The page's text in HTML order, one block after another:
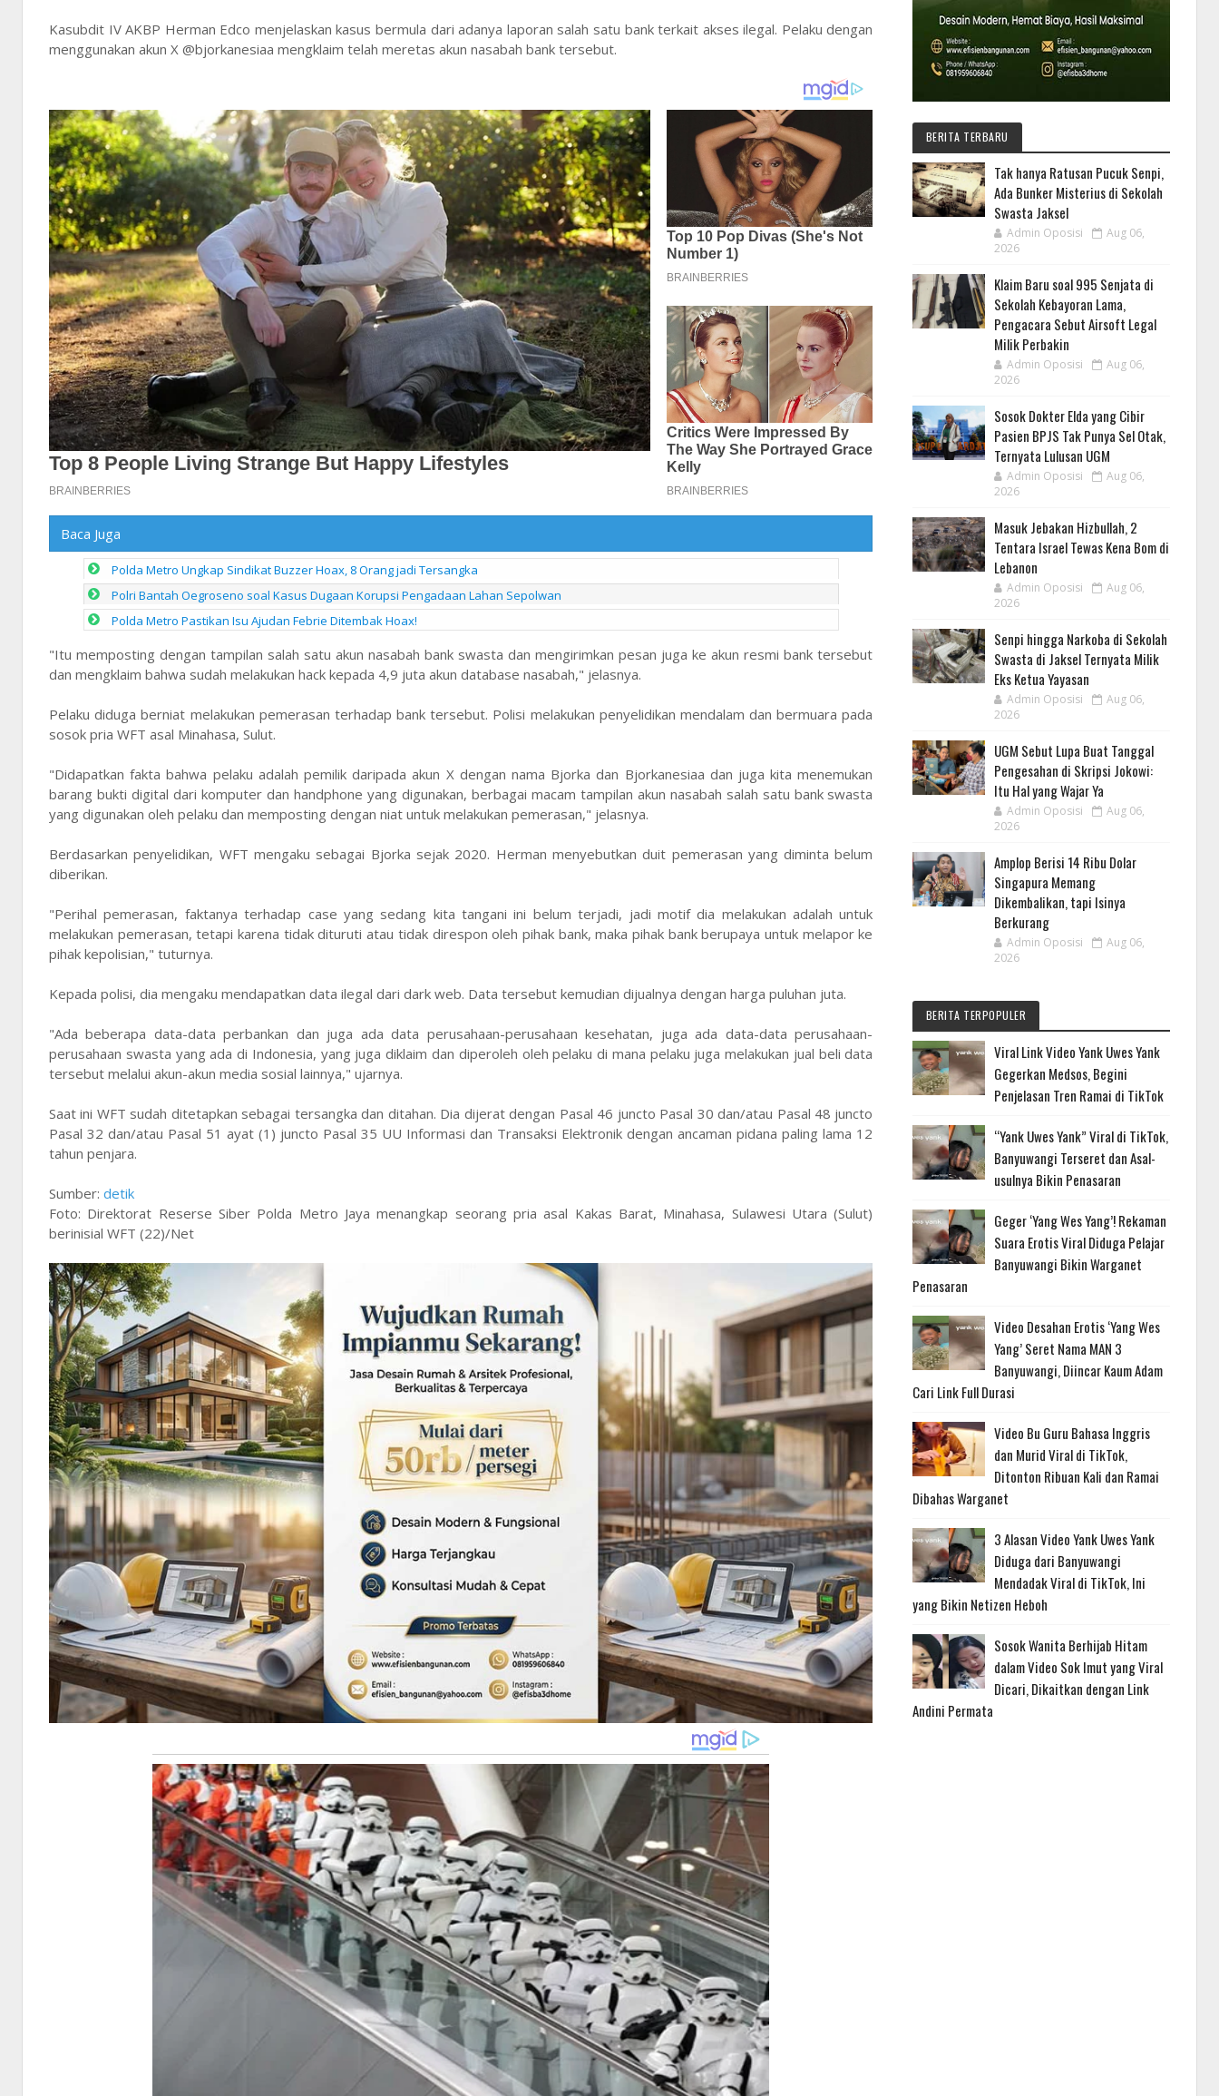
Kasubdit IV AKBP Herman Edco menjelaskan kasus bermula dari adanya laporan salah satu bank terkait akses ilegal. Pelaku dengan
menggunakan akun X @bjorkanesiaa mengklaim telah meretas akun nasabah bank tersebut.
Baca Juga
Polda Metro Ungkap Sindikat Buzzer Hoax, 8 Orang jadi Tersangka
Polri Bantah Oegroseno soal Kasus Dugaan Korupsi Pengadaan Lahan Sepolwan
Polda Metro Pastikan Isu Ajudan Febrie Ditembak Hoax!
"Itu memposting dengan tampilan salah satu akun nasabah bank swasta dan mengirimkan pesan juga ke akun resmi bank tersebut
dan mengklaim bahwa sudah melakukan hack kepada 4,9 juta akun database nasabah," jelasnya.
Pelaku diduga berniat melakukan pemerasan terhadap bank tersebut. Polisi melakukan penyelidikan mendalam dan bermuara pada
sosok pria WFT asal Minahasa, Sulut.
"Didapatkan fakta bahwa pelaku adalah pemilik daripada akun X dengan nama Bjorka dan Bjorkanesiaa dan juga kita menemukan
barang bukti digital dari komputer dan handphone yang digunakan, berbagai macam tampilan akun nasabah salah satu bank swasta
yang digunakan oleh pelaku dan memposting dengan niat untuk melakukan pemerasan," jelasnya.
Berdasarkan penyelidikan, WFT mengaku sebagai Bjorka sejak 2020. Herman menyebutkan duit pemerasan yang diminta belum
diberikan.
"Perihal pemerasan, faktanya terhadap case yang sedang kita tangani ini belum terjadi, jadi motif dia melakukan adalah untuk
melakukan pemerasan, tetapi karena tidak dituruti atau tidak direspon oleh pihak bank, maka pihak bank berupaya untuk melapor ke
pihak kepolisian," tuturnya.
Kepada polisi, dia mengaku mendapatkan data ilegal dari dark web. Data tersebut kemudian dijualnya dengan harga puluhan juta.
"Ada beberapa data-data perbankan dan juga ada data perusahaan-perusahaan kesehatan, juga ada data-data perusahaan-
perusahaan swasta yang ada di Indonesia, yang juga diklaim dan diperoleh oleh pelaku di mana pelaku juga melakukan jual beli data
tersebut melalui akun-akun media sosial lainnya," ujarnya.
Saat ini WFT sudah ditetapkan sebagai tersangka dan ditahan. Dia dijerat dengan Pasal 46 juncto Pasal 30 dan/atau Pasal 48 juncto
Pasal 32 dan/atau Pasal 51 ayat (1) juncto Pasal 35 UU Informasi dan Transaksi Elektronik dengan ancaman pidana paling lama 12
tahun penjara.
Sumber: detik
Foto: Direktorat Reserse Siber Polda Metro Jaya menangkap seorang pria asal Kakas Barat, Minahasa, Sulawesi Utara (Sulut)
berinisial WFT (22)/Net
BERITA TERBARU
Tak hanya Ratusan Pucuk Senpi,
Ada Bunker Misterius di Sekolah
Swasta Jaksel
Admin Oposisi
Aug 06,
2026
Klaim Baru soal 995 Senjata di
Sekolah Kebayoran Lama,
Pengacara Sebut Airsoft Legal
Milik Perbakin
Admin Oposisi
Aug 06,
2026
Sosok Dokter Elda yang Cibir
Pasien BPJS Tak Punya Sel Otak,
Ternyata Lulusan UGM
Admin Oposisi
Aug 06,
2026
Masuk Jebakan Hizbullah, 2
Tentara Israel Tewas Kena Bom di
Lebanon
Admin Oposisi
Aug 06,
2026
Senpi hingga Narkoba di Sekolah
Swasta di Jaksel Ternyata Milik
Eks Ketua Yayasan
Admin Oposisi
Aug 06,
2026
UGM Sebut Lupa Buat Tanggal
Pengesahan di Skripsi Jokowi:
Itu Hal yang Wajar Ya
Admin Oposisi
Aug 06,
2026
Amplop Berisi 14 Ribu Dolar
Singapura Memang
Dikembalikan, tapi Isinya
Berkurang
Admin Oposisi
Aug 06,
2026
BERITA TERPOPULER
Viral Link Video Yank Uwes Yank
Gegerkan Medsos, Begini
Penjelasan Tren Ramai di TikTok
“Yank Uwes Yank” Viral di TikTok,
Banyuwangi Terseret dan Asal-
usulnya Bikin Penasaran
Geger ‘Yang Wes Yang’! Rekaman
Suara Erotis Viral Diduga Pelajar
Banyuwangi Bikin Warganet
Penasaran
Video Desahan Erotis ‘Yang Wes
Yang’ Seret Nama MAN 3
Banyuwangi, Diincar Kaum Adam
Cari Link Full Durasi
Video Bu Guru Bahasa Inggris
dan Murid Viral di TikTok,
Ditonton Ribuan Kali dan Ramai
Dibahas Warganet
3 Alasan Video Yank Uwes Yank
Diduga dari Banyuwangi
Mendadak Viral di TikTok, Ini
yang Bikin Netizen Heboh
Sosok Wanita Berhijab Hitam
dalam Video Sok Imut yang Viral
Dicari, Dikaitkan dengan Link
Andini Permata